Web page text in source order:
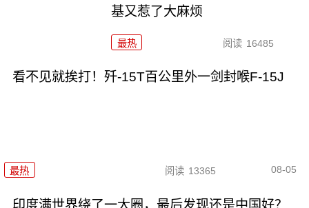
基又惹了大麻烦
最热 阅读 16485
看不见就挨打！歼-15T百公里外一剑封喉F-15J
最热 阅读 13365 08-05
印度满世界绕了一大圈，最后发现还是中国好？